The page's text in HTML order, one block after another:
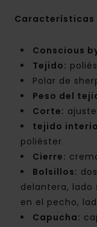
Características
Conscious
Tejido:
Polar de
Peso del
Corte:
tejido
poliéster
Cierre:
Bolsillos:
delantera, lado
en el pecho,
Capucha: